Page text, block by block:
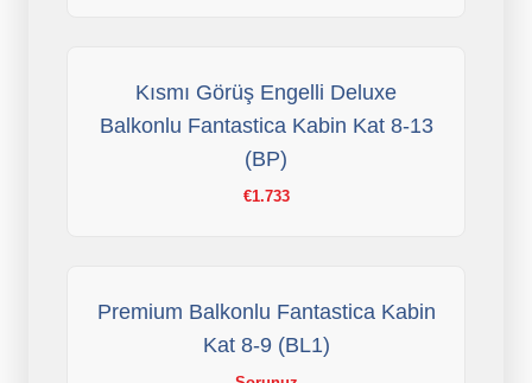
Kısmı Görüş Engelli Deluxe
Balkonlu Fantastica Kabin Kat 8-13
(BP)
€1.733
Premium Balkonlu Fantastica Kabin
Kat 8-9 (BL1)